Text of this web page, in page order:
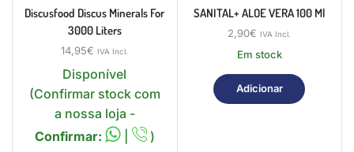
Discusfood Discus Minerals For
3000 Liters
14,95€ IVA Incl.
Disponível
(Confirmar stock com
a nossa loja -
Confirmar:
| )
SANITAL+ ALOE VERA 100 Ml
2,90€ IVA Incl.
Em stock
Adicionar